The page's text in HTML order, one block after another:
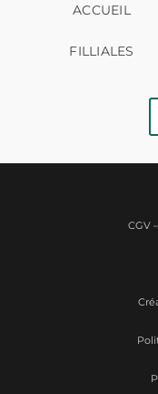
ACCUEIL
FILLIALES
CGV